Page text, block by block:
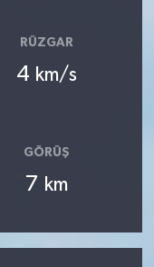
RÜZGAR
4 km/s
GÖRÜŞ
7 km